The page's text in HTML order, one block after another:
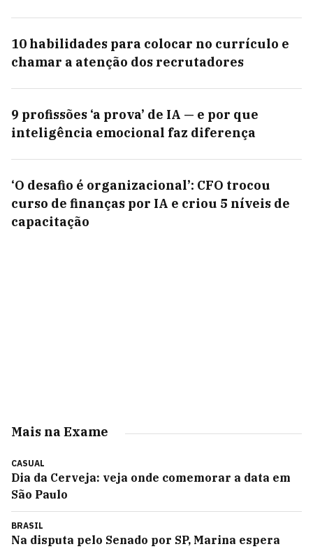
10 habilidades para colocar no currículo e
chamar a atenção dos recrutadores
9 profissões ‘a prova’ de IA — e por que
inteligência emocional faz diferença
‘O desafio é organizacional’: CFO trocou
curso de finanças por IA e criou 5 níveis de
capacitação
Mais na Exame
CASUAL
Dia da Cerveja: veja onde comemorar a data em
São Paulo
BRASIL
Na disputa pelo Senado por SP, Marina espera